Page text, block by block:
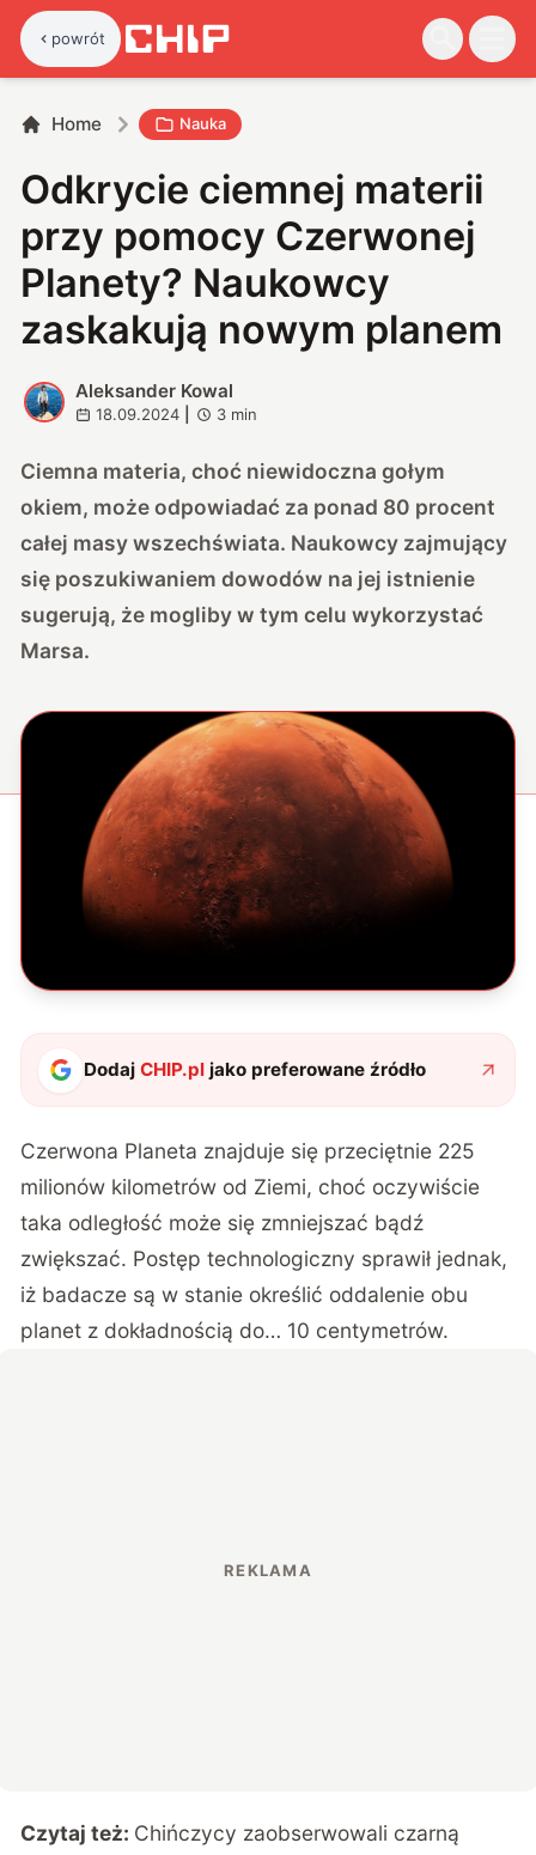
powrót
Home Nauka
Odkrycie ciemnej materii
przy pomocy Czerwonej
Planety? Naukowcy
zaskakują nowym planem
A
Aleksander Kowal
18.09.2024 3 min
Ciemna materia, choć niewidoczna gołym
okiem, może odpowiadać za ponad 80 procent
całej masy wszechświata. Naukowcy zajmujący
się poszukiwaniem dowodów na jej istnienie
sugerują, że mogliby w tym celu wykorzystać
Marsa.
DodajCHIP.pl jako preferowane źródło
Czerwona Planeta znajduje się przeciętnie 225
milionów kilometrów od Ziemi, choć oczywiście
taka odległość może się zmniejszać bądź
zwiększać. Postęp technologiczny sprawił jednak,
iż badacze są w stanie określić oddalenie obu
planet z dokładnością do… 10 centymetrów.
Czytaj też: Chińczycy zaobserwowali czarną